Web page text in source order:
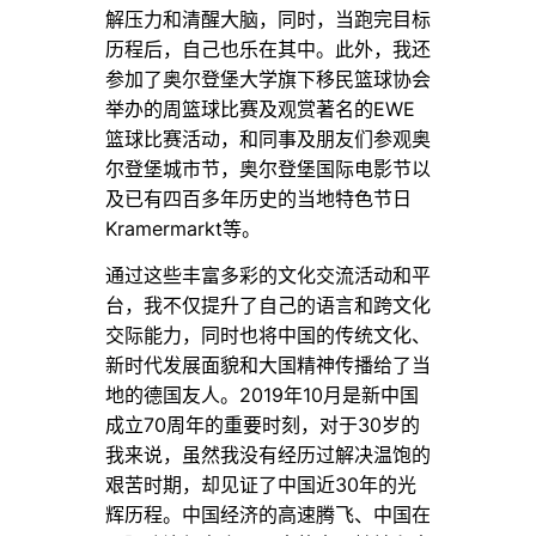
解压力和清醒大脑，同时，当跑完目标
历程后，自己也乐在其中。此外，我还
参加了奥尔登堡大学旗下移民篮球协会
举办的周篮球比赛及观赏著名的EWE
篮球比赛活动，和同事及朋友们参观奥
尔登堡城市节，奥尔登堡国际电影节以
及已有四百多年历史的当地特色节日
Kramermarkt等。
通过这些丰富多彩的文化交流活动和平
台，我不仅提升了自己的语言和跨文化
交际能力，同时也将中国的传统文化、
新时代发展面貌和大国精神传播给了当
地的德国友人。 2019年10月是新中国
成立70周年的重要时刻，对于30岁的
我来说，虽然我没有经历过解决温饱的
艰苦时期，却见证了中国近30年的光
辉历程。中国经济的高速腾飞、中国在